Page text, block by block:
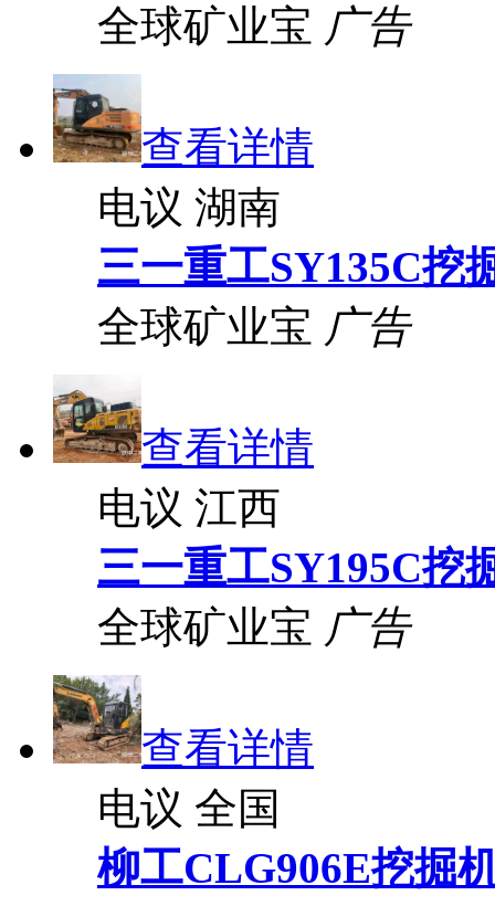
全球矿业宝 广告
查看详情
电议 湖南
三一重工SY135C挖
全球矿业宝 广告
查看详情
电议 江西
三一重工SY195C挖
全球矿业宝 广告
查看详情
电议 全国
柳工CLG906E挖掘